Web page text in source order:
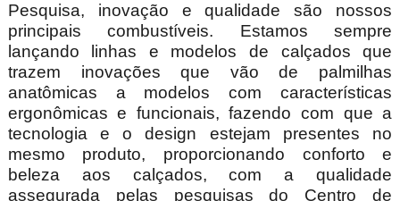
Pesquisa, inovação e qualidade são nossos
principais combustíveis. Estamos sempre
lançando linhas e modelos de calçados que
trazem inovações que vão de palmilhas
anatômicas a modelos com características
ergonômicas e funcionais, fazendo com que a
tecnologia e o design estejam presentes no
mesmo produto, proporcionando conforto e
beleza aos calçados, com a qualidade
assegurada pelas pesquisas do Centro de